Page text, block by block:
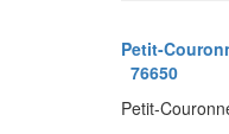
Petit-
76650
Petit-